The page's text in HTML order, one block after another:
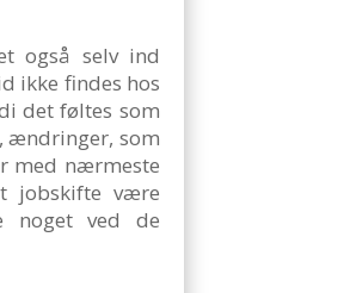
også selv ind
ikke findes hos
det føltes som
ændringer, som
med nærmeste
jobskifte være
noget ved de